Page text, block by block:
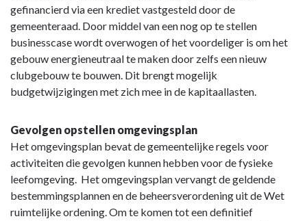
gefinancierd via een krediet vastgesteld door de
gemeenteraad. Door middel van een nog op te stellen
businesscase wordt overwogen of het voordeliger is om het
gebouw energieneutraal te maken door zelfs een nieuw
clubgebouw te bouwen. Dit brengt mogelijk
budgetwijzigingen met zich mee in de kapitaallasten.
Gevolgen opstellen omgevingsplan
Het omgevingsplan bevat de gemeentelijke regels voor
activiteiten die gevolgen kunnen hebben voor de fysieke
leefomgeving. Het omgevingsplan vervangt de geldende
bestemmingsplannen en de beheersverordening uit de Wet
ruimtelijke ordening. Om te komen tot een definitief